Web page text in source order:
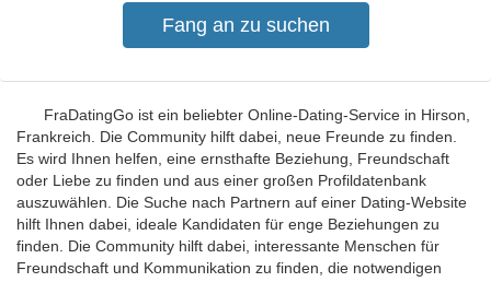
FraDatingGo ist ein beliebter Online-Dating-Service in Hirson,
Frankreich. Die Community hilft dabei, neue Freunde zu finden.
Es wird Ihnen helfen, eine ernsthafte Beziehung, Freundschaft
oder Liebe zu finden und aus einer großen Profildatenbank
auszuwählen. Die Suche nach Partnern auf einer Dating-Website
hilft Ihnen dabei, ideale Kandidaten für enge Beziehungen zu
finden. Die Community hilft dabei, interessante Menschen für
Freundschaft und Kommunikation zu finden, die notwendigen